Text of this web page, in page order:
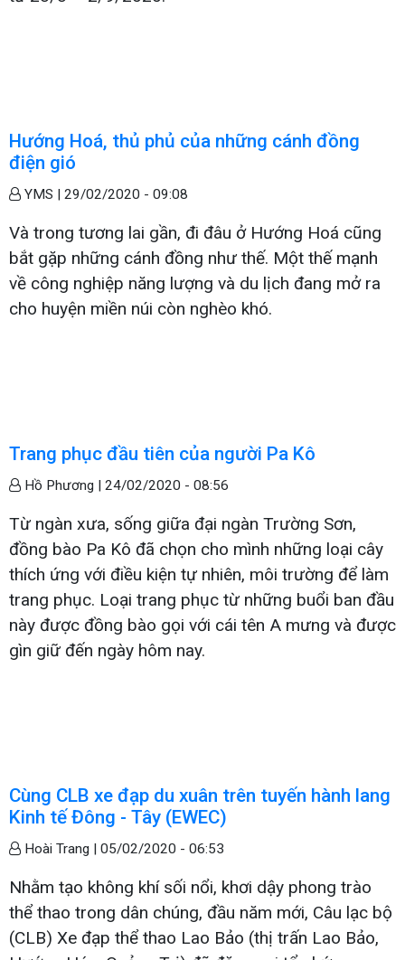
Hướng Hoá, thủ phủ của những cánh đồng
điện gió
YMS | 29/02/2020 - 09:08
Và trong tương lai gần, đi đâu ở Hướng Hoá cũng
bắt gặp những cánh đồng như thế. Một thế mạnh
về công nghiệp năng lượng và du lịch đang mở ra
cho huyện miền núi còn nghèo khó.
Trang phục đầu tiên của người Pa Kô
Hồ Phương | 24/02/2020 - 08:56
Từ ngàn xưa, sống giữa đại ngàn Trường Sơn,
đồng bào Pa Kô đã chọn cho mình những loại cây
thích ứng với điều kiện tự nhiên, môi trường để làm
trang phục. Loại trang phục từ những buổi ban đầu
này được đồng bào gọi với cái tên A mưng và được
gìn giữ đến ngày hôm nay.
Cùng CLB xe đạp du xuân trên tuyến hành lang
Kinh tế Đông - Tây (EWEC)
Hoài Trang | 05/02/2020 - 06:53
Nhằm tạo không khí sối nổi, khơi dậy phong trào
thể thao trong dân chúng, đầu năm mới, Câu lạc bộ
(CLB) Xe đạp thể thao Lao Bảo (thị trấn Lao Bảo,